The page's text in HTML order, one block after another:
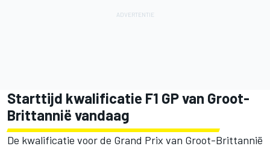
Starttijd kwalificatie F1 GP van Groot-
Brittannië vandaag
De kwalificatie voor de Grand Prix van Groot-Brittannië